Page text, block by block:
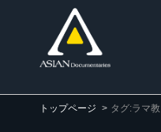
トップページ タグ:ラマ教